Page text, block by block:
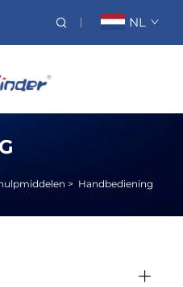
NL
> Handbediening